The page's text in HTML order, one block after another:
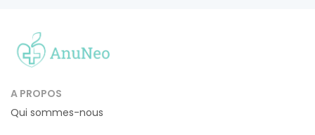
A PROPOS
Qui sommes-nous